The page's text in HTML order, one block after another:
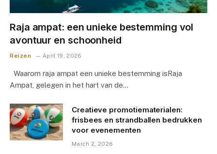
Raja ampat: een unieke bestemming vol
avontuur en schoonheid
Reizen April 19, 2026
Waarom raja ampat een unieke bestemming isRaja
Ampat, gelegen in het hart van de…
Creatieve promotiematerialen:
frisbees en strandballen bedrukken
voor evenementen
March 2, 2026